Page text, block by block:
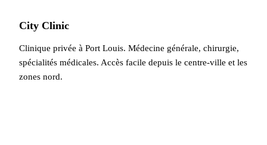
City Clinic
Clinique privée à Port Louis. Médecine générale, chirurgie,
spécialités médicales. Accès facile depuis le centre-ville et les
zones nord.